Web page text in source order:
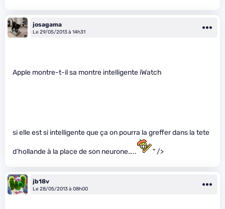
josagama
Le 29/05/2013 à 14h31
Apple montre-t-il sa montre intelligente iWatch
si elle est si intelligente que ça on pourra la greffer dans la tete
d’hollande à la place de son neurone….. " />
jb18v
Le 28/05/2013 à 08h00